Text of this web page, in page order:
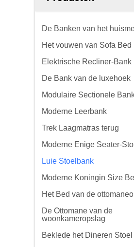
De Banken van het
Het vouwen van Sofa Bed
Elektrische Recliner-Bank
De Bank van de luxehoek
Modulaire Sectionele
Moderne Leerbank
Trek Laagmatras terug
Moderne Enige Seater-
Luie Stoelbank
Moderne Koningin Size
Het Bed van de
De Ottomane van de
woonkameropslag
Beklede het Dineren Stoel